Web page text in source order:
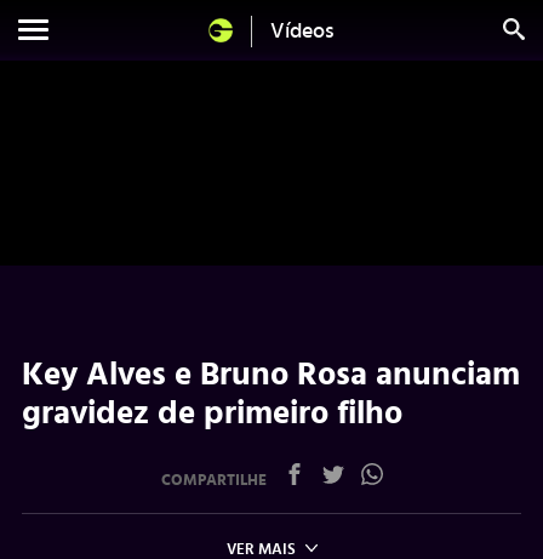
Vídeos
Key Alves e Bruno Rosa anunciam
gravidez de primeiro filho
COMPARTILHE
VER MAIS